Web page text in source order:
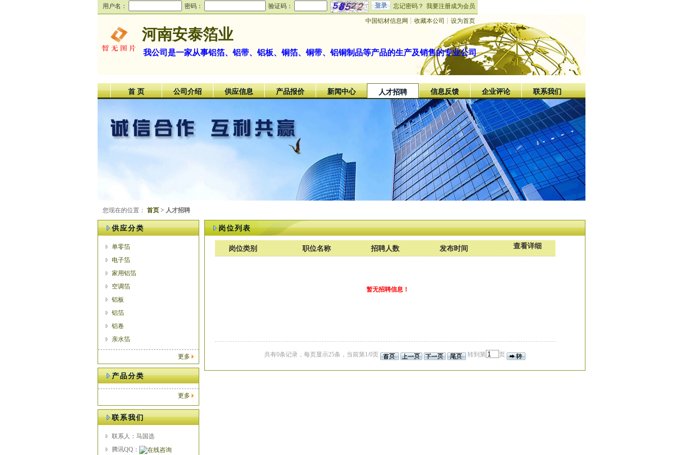
用户名： 密码： 验证码： 忘记密码？ 我要注册成为会员
中国铝材信息网 ┊ 收藏本公司 ┊ 设为首页
河南安泰箔业
我公司是一家从事铝箔、铝带、铝板、铜箔、铜带、铝铜制品等产品的生产及销售的专业公司
首 页 公司介绍 供应信息 产品报价 新闻中心 人才招聘 信息反馈 企业评论 联系我们
您现在的位置： 首页 > 人才招聘
供应分类
单零箔
电子箔
家用铝箔
空调箔
铝板
铝箔
铝卷
亲水箔
更多
产品分类
更多
联系我们
联系人：马国选
腾讯QQ：
岗位列表
岗位类别 职位名称 招聘人数 发布时间 查看详细
暂无招聘信息！
共有0条记录，每页显示25条，当前第1/0页 转到第 页